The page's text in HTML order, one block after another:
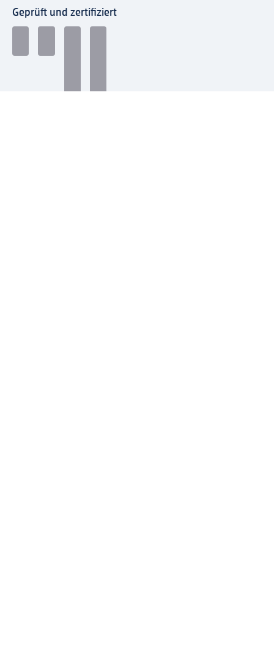
Geprüft und zertifiziert